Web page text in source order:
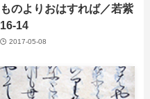
ものよりおはすれば／若紫
16-14
2017-05-08